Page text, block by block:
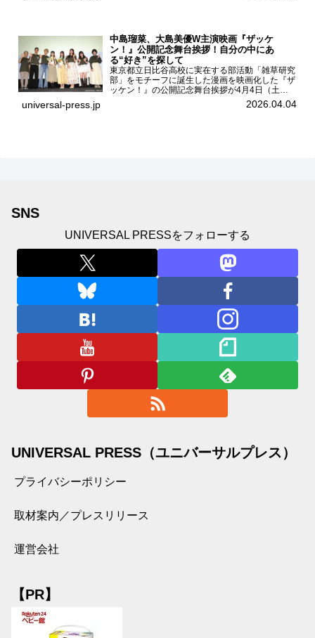
中島瑠菜、大島美優W主演映画『ザッケ
ン！』公開記念舞台挨拶！自分の中にあ
る“好き”を探して
東京都立日比谷高校に実在する部活動「雑草研究
部」をモチーフに誕生した漫画を映画化した『ザ
ッケン！』の公開記念舞台挨拶が4月4日（土）
ユナイテッドシネマお台場で開催され、出演者の
中島瑠菜、大島美優、八神遼介（ICEx）、阿佐
universal-press.jp 2026.04.04
SNS
UNIVERSAL PRESSをフォローする
UNIVERSAL PRESS（ユニバーサルプレス）
プライバシーポリシー
取材案内／プレスリリース
運営会社
【PR】